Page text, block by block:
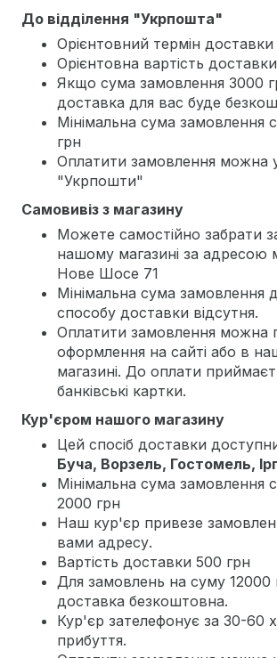
До відділення "Укрпошта"
Орієнтовний термін
Орієнтовна вартість
Якщо сума замовлення 3000
доставка для вас буде
Мінімальна сума замовлення
грн
Оплатити замовлення можна у
"Укрпошти"
Самовивіз з магазину
Можете самостійно забрати
нашому магазині за адресою
Нове Шосе 71
Мінімальна сума замовлення
способу доставки відсутня.
Оплатити замовлення можна
оформлення на сайті або в
магазині. До оплати
банківські картки.
Кур'єром нашого магазину
Цей спосіб доставки
Буча, Ворзель, Гостомель,
Мінімальна сума замовлення
2000 грн
Наш кур'єр привезе
вами адресу.
Вартість доставки 500 грн
Для замовлень на суму 12000
доставка безкоштовна.
Кур'єр зателефонує за 30-60
прибуття.